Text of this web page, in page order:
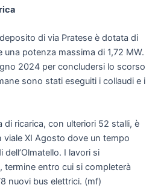
di via Pratese è dotata di
potenza massima di 1,72 MW.
2024 per concludersi lo scorso
sono stati eseguiti i collaudi e i
di ricarica, con ulteriori 52 stalli, è
viale XI Agosto dove un tempo
I lavori si
entro cui si completerà
nuovi bus elettrici. (mf)